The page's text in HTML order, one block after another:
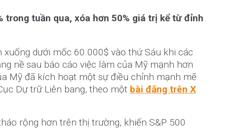
trong tuần qua, xóa hơn 50% giá trị kể từ đỉnh
xuống dưới mốc 60.000$ vào thứ Sáu khi các
nề sau báo cáo việc làm của Mỹ mạnh hơn
Mỹ đã kích hoạt một sự điều chỉnh mạnh mẽ
Dự trữ Liên bang, theo một bài đăng trên X
rộng hơn trên thị trường, khiến S&P 500